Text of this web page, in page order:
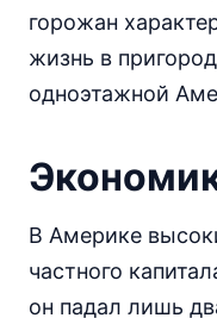
горожан
жизнь в
одноэтажной
В Америке
частного
он падал лишь